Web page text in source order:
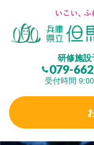
研修施設
079-
受付時間
但馬長寿の郷とは
(研修施設)
楽しむ